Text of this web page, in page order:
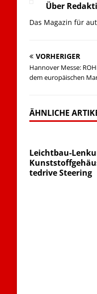
Über
Das Magazin für
VORHERIGER
Hannover Messe:
dem europäischen
ÄHNLICHE
Leichtbau-
tedrive Steering